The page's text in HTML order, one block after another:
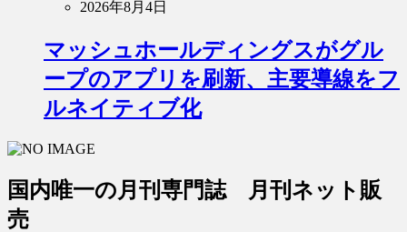
2026年8月4日
マッシュホールディングスがグル
ープのアプリを刷新、主要導線をフ
ルネイティブ化
国内唯一の月刊専門誌 月刊ネット販
売